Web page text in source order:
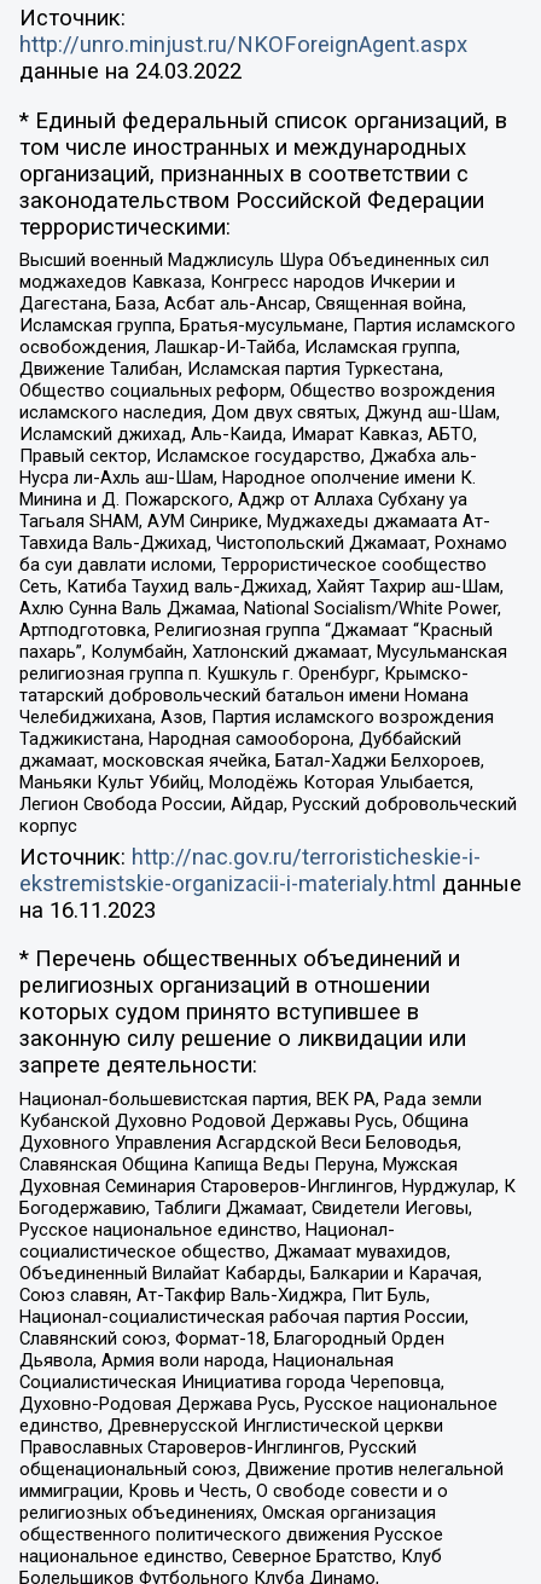
Источник:
http://unro.minjust.ru/NKOForeignAgent.aspx
данные на 24.03.2022
* Единый федеральный список организаций, в
том числе иностранных и международных
организаций, признанных в соответствии с
законодательством Российской Федерации
террористическими:
Высший военный Маджлисуль Шура Объединенных сил
моджахедов Кавказа, Конгресс народов Ичкерии и
Дагестана, База, Асбат аль-Ансар, Священная война,
Исламская группа, Братья-мусульмане, Партия исламского
освобождения, Лашкар-И-Тайба, Исламская группа,
Движение Талибан, Исламская партия Туркестана,
Общество социальных реформ, Общество возрождения
исламского наследия, Дом двух святых, Джунд аш-Шам,
Исламский джихад, Аль-Каида, Имарат Кавказ, АБТО,
Правый сектор, Исламское государство, Джабха аль-
Нусра ли-Ахль аш-Шам, Народное ополчение имени К.
Минина и Д. Пожарского, Аджр от Аллаха Субхану уа
Тагьаля SHAM, АУМ Синрике, Муджахеды джамаата Ат-
Тавхида Валь-Джихад, Чистопольский Джамаат, Рохнамо
ба суи давлати исломи, Террористическое сообщество
Сеть, Катиба Таухид валь-Джихад, Хайят Тахрир аш-Шам,
Ахлю Сунна Валь Джамаа, National Socialism/White Power,
Артподготовка, Религиозная группа “Джамаат “Красный
пахарь”, Колумбайн, Хатлонский джамаат, Мусульманская
религиозная группа п. Кушкуль г. Оренбург, Крымско-
татарский добровольческий батальон имени Номана
Челебиджихана, Азов, Партия исламского возрождения
Таджикистана, Народная самооборона, Дуббайский
джамаат, московская ячейка, Батал-Хаджи Белхороев,
Маньяки Культ Убийц, Молодёжь Которая Улыбается,
Легион Свобода России, Айдар, Русский добровольческий
корпус
Источник: http://nac.gov.ru/terroristicheskie-i-
ekstremistskie-organizacii-i-materialy.html данные
на 16.11.2023
* Перечень общественных объединений и
религиозных организаций в отношении
которых судом принято вступившее в
законную силу решение о ликвидации или
запрете деятельности:
Национал-большевистская партия, ВЕК РА, Рада земли
Кубанской Духовно Родовой Державы Русь, Община
Духовного Управления Асгардской Веси Беловодья,
Славянская Община Капища Веды Перуна, Мужская
Духовная Семинария Староверов-Инглингов, Нурджулар, К
Богодержавию, Таблиги Джамаат, Свидетели Иеговы,
Русское национальное единство, Национал-
социалистическое общество, Джамаат мувахидов,
Объединенный Вилайат Кабарды, Балкарии и Карачая,
Союз славян, Ат-Такфир Валь-Хиджра, Пит Буль,
Национал-социалистическая рабочая партия России,
Славянский союз, Формат-18, Благородный Орден
Дьявола, Армия воли народа, Национальная
Социалистическая Инициатива города Череповца,
Духовно-Родовая Держава Русь, Русское национальное
единство, Древнерусской Инглистической церкви
Православных Староверов-Инглингов, Русский
общенациональный союз, Движение против нелегальной
иммиграции, Кровь и Честь, О свободе совести и о
религиозных объединениях, Омская организация
общественного политического движения Русское
национальное единство, Северное Братство, Клуб
Болельщиков Футбольного Клуба Динамо,